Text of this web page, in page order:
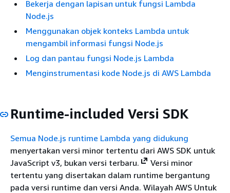
Bekerja dengan lapisan untuk fungsi Lambda
Node.js
Menggunakan objek konteks Lambda untuk
mengambil informasi fungsi Node.js
Log dan pantau fungsi Node.js Lambda
Menginstrumentasi kode Node.js di AWS Lambda
Runtime-included Versi SDK
Semua Node.js runtime Lambda yang didukung
menyertakan versi minor tertentu dari AWS SDK untuk
JavaScript v3, bukan versi terbaru.
Versi minor
tertentu yang disertakan dalam runtime bergantung
pada versi runtime dan versi Anda. Wilayah AWS Untuk